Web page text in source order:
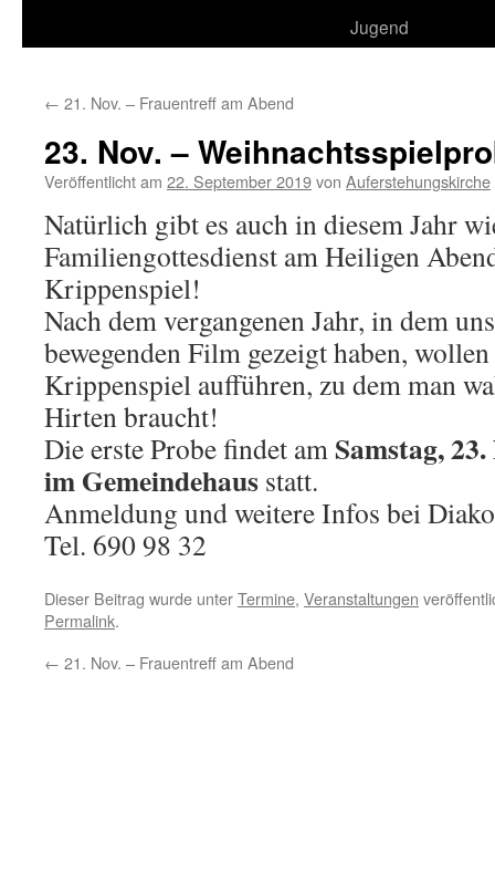
Jugend
← 21. Nov. – Frauentreff am Abend
23. Nov. –
Veröffentlicht am 22. September 2019von Auferstehungskirche
Natürlich gibt es auch in diesem Jahr
Familiengottesdienst am Heiligen
Krippenspiel!
Nach dem vergangenen Jahr, in dem
bewegenden Film gezeigt haben,
Krippenspiel aufführen, zu dem man
Hirten braucht!
Die erste Probe findet am Samstag,
im Gemeindehaus statt.
Anmeldung und weitere Infos bei
Tel. 690 98 32
Dieser Beitrag wurde unterTermine, Veranstaltungen
Permalink.
← 21. Nov. – Frauentreff am Abend